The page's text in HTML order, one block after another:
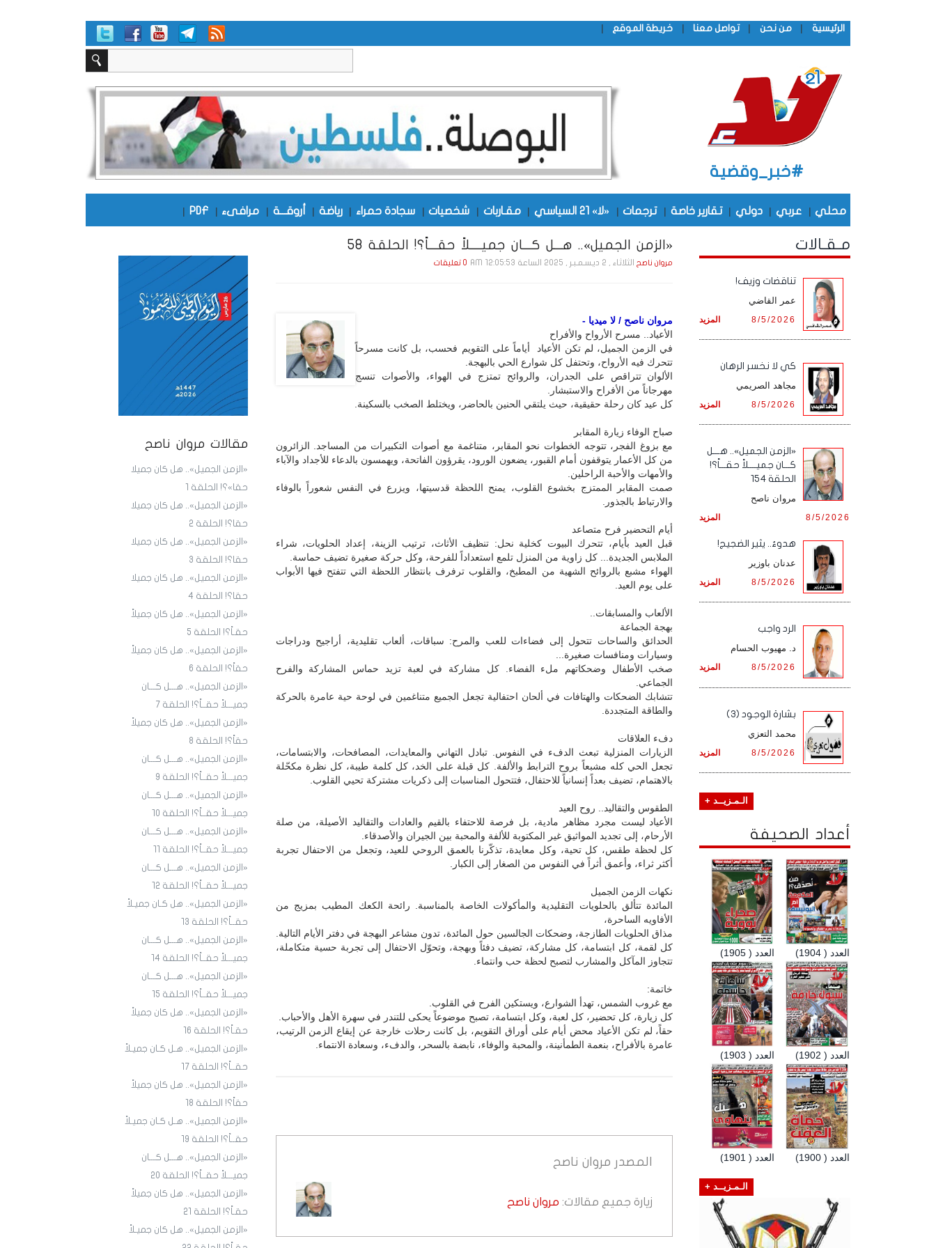
الرئيسية | من نحن | تواصل معنا | خريطة الموقع |
#خبر_وقضية
محلي | عربي | دولي | تقارير خاصة | ترجمات | «لا» 21 السياسي | مقـاربات | شخصيات | سجادة حمراء | رياضة | أروقـــة | مرافىء |
PDF
|
مقالات مروان ناصح
«الزمن الجميل».. هل كان جميلا
حقا»؟! الحلقة 1
«الزمن الجميل».. هل كان جميلا
حقا؟! الحلقة 2
«الزمن الجميل».. هل كان جميلا
حقا؟! الحلقة 3
«الزمن الجميل».. هل كان جميلا
حقا؟! الحلقة 4
«الزمن الجميل».. هل كان جميلاً
حقـاً؟! الحلقة 5
«الزمن الجميل».. هل كان جميلاً
حقاً؟! الحلقة 6
«الزمن الجميل».. هـــل كـــان
جميـــلاً حقــاً؟! الحلقة 7
«الزمن الجميل».. هل كان جميلاً
حقاً؟! الحلقة 8
«الزمن الجميل».. هـــل كـــان
جميـــلاً حقــاً؟! الحلقة 9
«الزمن الجميل».. هـــل كـــان
جميـــلاً حقــاً؟! الحلقة ١٠
«الزمن الجميل».. هـــل كـــان
جميـــلاً حقــاً؟! الحلقة ١1
«الزمن الجميل».. هـــل كـــان
جميـــلاً حقــاً؟! الحلقة ١2
«الزمن الجميل».. هل كـان جميـلاً
حقــاً؟! الحلقة ١3
«الزمن الجميل».. هـــل كـــان
جميـــلاً حقــاً؟! الحلقة ١4
«الزمن الجميل».. هـــل كـــان
جميـــلاً حقــاً؟! الحلقة 15
«الزمن الجميل».. هل كان جميلاً
حقـاً؟! الحلقة 16
«الزمن الجميل».. هـل كـان جميـلاً
حقــاً؟! الحلقة 17
«الزمن الجميل».. هل كان جميلاً
حقاً؟! الحلقة 18
«الزمن الجميل».. هـل كـان جميـلاً
حقــاً؟! الحلقة 19
«الزمن الجميل».. هـــل كـــان
جميـــلاً حقــاً؟! الحلقة 20
«الزمن الجميل».. هل كان جميلاً
حقـاً؟! الحلقة 21
«الزمن الجميل».. هل كان جميـلاً
«الزمن الجميل».. هـــل كـــان جميــــلاً حقـــاً؟! الحلقة 58
مروان ناصحالثلاثاء , 2 ديـسـمـبـر , 2025 الساعة 12:05:53 AM 0 تعليقات
مروان ناصح / لا ميديا -
الأعياد.. مسرح الأرواح والأفراح
في الزمن الجميل، لم تكن الأعياد أياماً على التقويم فحسب، بل كانت مسرحاً
تتحرك فيه الأرواح، وتحتفل كل شوارع الحي بالبهجة.
الألوان تتراقص على الجدران، والروائح تمتزج في الهواء، والأصوات تنسج
مهرجاناً من الأفراح والاستبشار.
كل عيد كان رحلة حقيقية، حيث يلتقي الحنين بالحاضر، ويختلط الصخب بالسكينة.
صباح الوفاء زيارة المقابر
مع بزوغ الفجر، تتوجه الخطوات نحو المقابر، متناغمة مع أصوات التكبيرات من المساجد. الزائرون
من كل الأعمار يتوقفون أمام القبور، يضعون الورود، يقرؤون الفاتحة، ويهمسون بالدعاء للأجداد والآباء
والأمهات والأحبة الراحلين.
صمت المقابر الممتزج بخشوع القلوب، يمنح اللحظة قدسيتها، ويزرع في النفس شعوراً بالوفاء
والارتباط بالجذور.
أيام التحضير فرح متصاعد
قبل العيد بأيام، تتحرك البيوت كخلية نحل: تنظيف الأثاث، ترتيب الزينة، إعداد الحلويات، شراء
الملابس الجديدة... كل زاوية من المنزل تلمع استعداداً للفرحة، وكل حركة صغيرة تضيف حماسة.
الهواء مشبع بالروائح الشهية من المطبخ، والقلوب ترفرف بانتظار اللحظة التي تتفتح فيها الأبواب
على يوم العيد.
الألعاب والمسابقات..
بهجة الجماعة
الحدائق والساحات تتحول إلى فضاءات للعب والمرح: سباقات، ألعاب تقليدية، أراجيح ودراجات
وسيارات ومنافسات صغيرة...
صخب الأطفال وضحكاتهم ملء الفضاء. كل مشاركة في لعبة تزيد حماس المشاركة والفرح
الجماعي.
تتشابك الضحكات والهتافات في ألحان احتفالية تجعل الجميع متناغمين في لوحة حية عامرة بالحركة
والطاقة المتجددة.
دفء العلاقات
الزيارات المنزلية تبعث الدفء في النفوس. تبادل التهاني والمعايدات، المصافحات، والابتسامات،
تجعل الحي كله مشبعاً بروح الترابط والألفة. كل قبلة على الخد، كل كلمة طيبة، كل نظرة مكحّلة
بالاهتمام، تضيف بعداً إنسانياً للاحتفال، فتتحول المناسبات إلى ذكريات مشتركة تحيي القلوب.
الطقوس والتقاليد.. روح العيد
الأعياد ليست مجرد مظاهر مادية، بل فرصة للاحتفاء بالقيم والعادات والتقاليد الأصيلة، من صلة
الأرحام، إلى تجديد المواثيق غير المكتوبة للألفة والمحبة بين الجيران والأصدقاء.
كل لحظة طقس، كل تحية، وكل معايدة، تذكّرنا بالعمق الروحي للعيد، وتجعل من الاحتفال تجربة
أكثر ثراء، وأعمق أثراً في النفوس من الصغار إلى الكبار.
نكهات الزمن الجميل
المائدة تتألق بالحلويات التقليدية والمأكولات الخاصة بالمناسبة. رائحة الكعك المطيب بمزيج من
الأفاويه الساحرة،
مذاق الحلويات الطازجة، وضحكات الجالسين حول المائدة، تدون مشاعر البهجة في دفتر الأيام التالية.
كل لقمة، كل ابتسامة، كل مشاركة، تضيف دفئاً وبهجة، وتحوّل الاحتفال إلى تجربة حسية متكاملة،
تتجاوز المآكل والمشارب لتصبح لحظة حب وانتماء.
خاتمة:
مع غروب الشمس، تهدأ الشوارع، ويستكين الفرح في القلوب.
كل زيارة، كل تحضير، كل لعبة، وكل ابتسامة، تصبح موضوعاً يحكى للتندر في سهرة الأهل والأحباب.
حقاً، لم تكن الأعياد محض أيام على أوراق التقويم، بل كانت رحلات خارجة عن إيقاع الزمن الرتيب،
عامرة بالأفراح، بنعمة الطمأنينة، والمحبة والوفاء، نابضة بالسحر، والدفء، وسعادة الانتماء.
المصدر مروان ناصح
زيارة جميع مقالات: مروان ناصح
مـقـالات
تناقضات وزيف!
عمر القاضي
المزيد 8/5/2026
كي لا نخسر الرهان
مجاهد الصريمي
المزيد 8/5/2026
«الزمن الجميل».. هـــل
كـــان جميــــلاً حقـــاً؟!
الحلقة 154
مروان ناصح
المزيد 8/5/2026
هدوءٌ.. يثير الضجيج!
عدنان باوزير
المزيد 8/5/2026
الرد واجب
د. مهيوب الحسام
المزيد 8/5/2026
بشارة الوجود (3)
محمد التعزي
المزيد 8/5/2026
الـمـزيــد +
أعداد الصحيفة
العدد ( 1905) العدد ( 1904)
العدد ( 1903) العدد ( 1902)
العدد ( 1901) العدد ( 1900)
الـمـزيــد +